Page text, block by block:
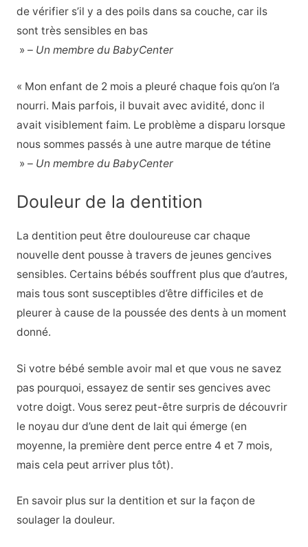
de vérifier s’il y a des poils dans sa couche, car ils
sont très sensibles en bas
» – Un membre du BabyCenter
« Mon enfant de 2 mois a pleuré chaque fois qu’on l’a
nourri. Mais parfois, il buvait avec avidité, donc il
avait visiblement faim. Le problème a disparu lorsque
nous sommes passés à une autre marque de tétine
» – Un membre du BabyCenter
Douleur de la dentition
La dentition peut être douloureuse car chaque
nouvelle dent pousse à travers de jeunes gencives
sensibles. Certains bébés souffrent plus que d’autres,
mais tous sont susceptibles d’être difficiles et de
pleurer à cause de la poussée des dents à un moment
donné.
Si votre bébé semble avoir mal et que vous ne savez
pas pourquoi, essayez de sentir ses gencives avec
votre doigt. Vous serez peut-être surpris de découvrir
le noyau dur d’une dent de lait qui émerge (en
moyenne, la première dent perce entre 4 et 7 mois,
mais cela peut arriver plus tôt).
En savoir plus sur la dentition et sur la façon de
soulager la douleur.